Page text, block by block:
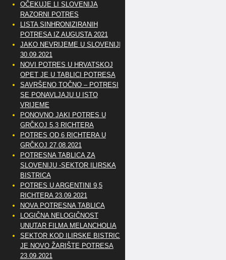
OČEKUJE LI SLOVENIJA
RAZORNI POTRES
LISTA SINHRONIZIRANIH
POTRESA IZ AUGUSTA 2021
JAKO NEVRIJEME U SLOVENIJI
30.09.2021
NOVI POTRES U HRVATSKOJ
OPET JE U TABLICI POTRESA
SAVRŠENO TOČNO – POTRESI
SE PONAVLJAJU U ISTO
VRIJEME
PONOVNO JAKI POTRES U
GRČKOJ 5.3 RICHTERA
POTRES OD 6 RICHTERA U
GRČKOJ 27.08.2021
POTRESNA TABLICA ZA
SLOVENIJU -SEKTOR ILIRSKA
BISTRICA
POTRES U ARGENTINI 9,5
RICHTERA 23.09.2021
NOVA POTRESNA TABLICA
LOGIČNA NELOGIČNOST
UNUTAR FILMA MELANCHOLIA
SEKTOR KOD ILIRSKE BISTRICE
JE NOVO ŽARIŠTE POTRESA
23.09.2021